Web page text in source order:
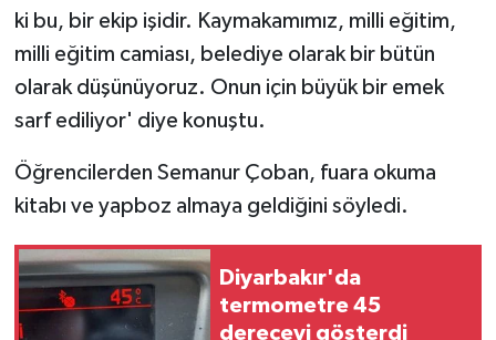
ki bu, bir ekip işidir. Kaymakamımız, milli eğitim,
milli eğitim camiası, belediye olarak bir bütün
olarak düşünüyoruz. Onun için büyük bir emek
sarf ediliyor' diye konuştu.
Öğrencilerden Semanur Çoban, fuara okuma
kitabı ve yapboz almaya geldiğini söyledi.
Diyarbakır'da
termometre 45
dereceyi gösterdi